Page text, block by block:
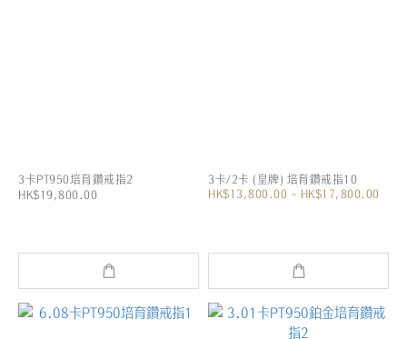
3卡PT950培育鑽戒指2
HK$19,800.00
3卡/2卡 (皇牌) 培育鑽戒指10
HK$13,800.00 ~ HK$17,800.00